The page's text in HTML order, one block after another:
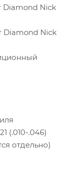
Diamond Nick
Diamond Nick
(.010-.046)
отдельно)